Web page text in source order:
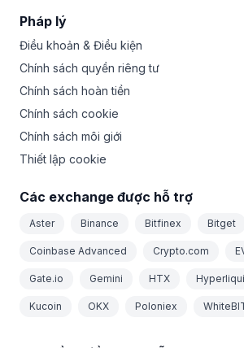
Pháp lý
Điều khoản & Điều kiện
Chính sách quyền riêng tư
Chính sách hoàn tiền
Chính sách cookie
Chính sách môi giới
Thiết lập cookie
Các exchange được hỗ trợ
Aster Binance Bitfinex Bitget
Coinbase Advanced Crypto.com
Gate.io Gemini HTX
Kucoin OKX Poloniex